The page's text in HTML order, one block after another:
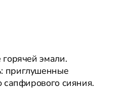
эмали.
приглушенные
сапфирового сияния.